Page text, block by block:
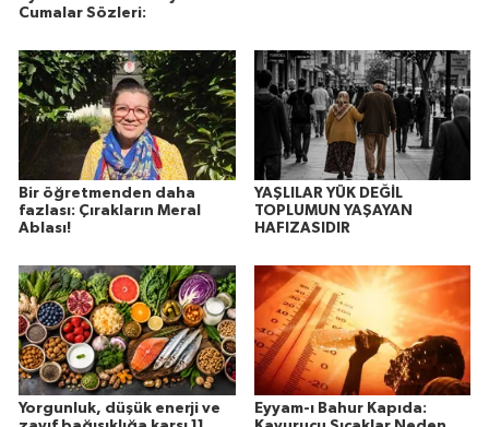
Cumalar Sözleri:
Bir öğretmenden daha
fazlası: Çırakların Meral
Ablası!
YAŞLILAR YÜK DEĞİL
TOPLUMUN YAŞAYAN
HAFIZASIDIR
Yorgunluk, düşük enerji ve
Eyyam-ı Bahur Kapıda: